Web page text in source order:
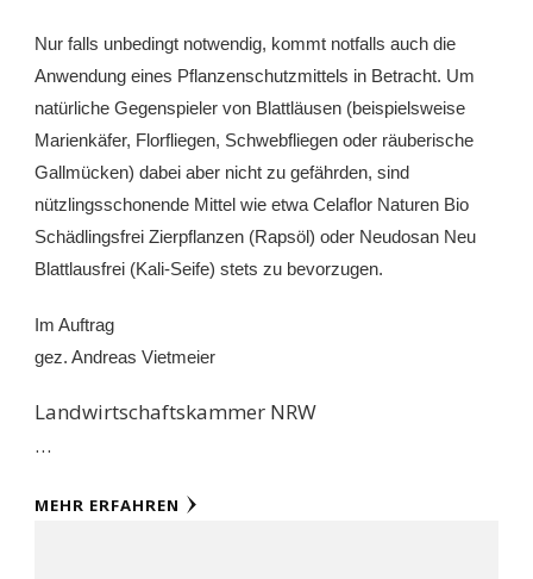
Nur falls unbedingt notwendig, kommt notfalls auch die
Anwendung eines Pflanzenschutzmittels in Betracht. Um
natürliche Gegenspieler von Blattläusen (beispielsweise
Marienkäfer, Florfliegen, Schwebfliegen oder räuberische
Gallmücken) dabei aber nicht zu gefährden, sind
nützlingsschonende Mittel wie etwa Celaflor Naturen Bio
Schädlingsfrei Zierpflanzen (Rapsöl) oder Neudosan Neu
Blattlausfrei (Kali-Seife) stets zu bevorzugen.
Im Auftrag
gez. Andreas Vietmeier
Landwirtschaftskammer NRW
…
MEHR ERFAHREN